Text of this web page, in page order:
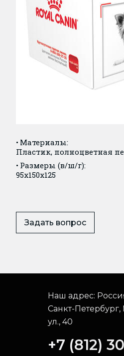
Материалы:
Пластик, полноцветная
Размеры (в/ш/г):
95x150x125
Задать вопрос
Наш адрес:
Санкт-
ул., 40
+7 (812)